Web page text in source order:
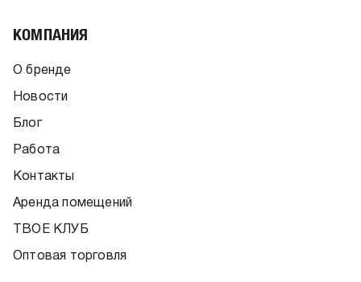
КОМПАНИЯ
О бренде
Новости
Блог
Работа
Контакты
Аренда помещений
ТВОЕ КЛУБ
Оптовая торговля